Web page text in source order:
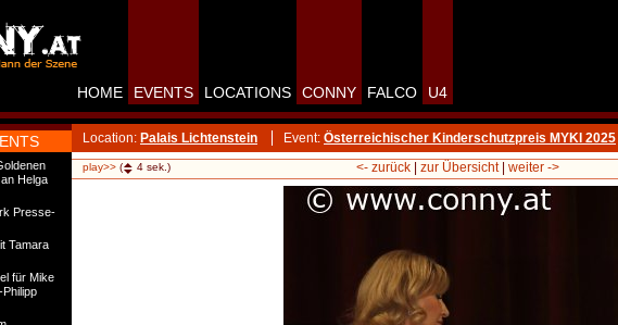
Helga
Presse-
Tamara
für Mike
HOME EVENTS LOCATIONS CONNY FALCO U4
Location: Palais Lichtenstein Event: Österreichischer Kinderschutzpreis MYKI 2025
play>> ( 4 sek.) <- zurück| zur Übersicht| weiter ->